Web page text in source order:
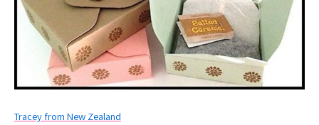
Tracey from New Zealand